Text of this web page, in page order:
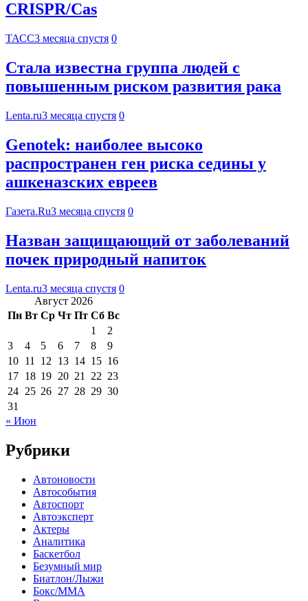
CRISPR/Cas
ТАСС3 месяца спустя 0
Стала известна группа людей с
повышенным риском развития рака
Lenta.ru3 месяца спустя 0
Genotek: наиболее высоко
распространен ген риска седины у
ашкеназских евреев
Газета.Ru3 месяца спустя 0
Назван защищающий от заболеваний
почек природный напиток
Lenta.ru3 месяца спустя 0
Август 2026
Пн Вт Ср Чт Пт Сб Вс
1
2
3
4 5 6 7 8
9
10 11 12 13 14 15 16
17 18 19 20 21 22 23
24 25 26 27 28 29 30
31
« Июн
Рубрики
Автоновости
Автособытия
Автоспорт
Автоэксперт
Актеры
Аналитика
Баскетбол
Безумный мир
Биатлон/Лыжи
Бокс/MMA